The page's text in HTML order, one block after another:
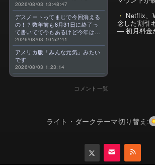
好きなんです😭
2026/08/03 13:48:47
デスノートってまじで今回消える
の！？数年前も8月31日に終了っ
て書いてて今もあるけど今年はま
じのやつ！？よくわからん！！で
きればなくならないでほしい！平
成アニメを振り返らせてくれっ
っ！！！！！！！
2026/08/03 10:52:41
アメリカ版「みんな元気」みたい
です
2026/08/03 1:23:14
コメント一覧
Netflix、
念した割引
— 初月料金
ライト・ダークテーマ切り替え: